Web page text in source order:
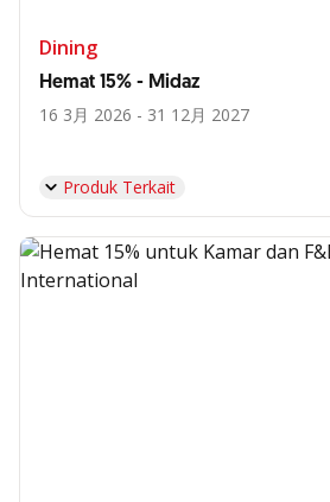
Dining
Hemat 15% - Midaz
16 3月 2026 - 31 12月 2027
Produk Terkait